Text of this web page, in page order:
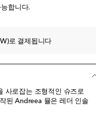
합니다.
로 결제됩니다
사로잡는 조형적인 슈즈로
된 Andreea 뮬은 레더 인솔